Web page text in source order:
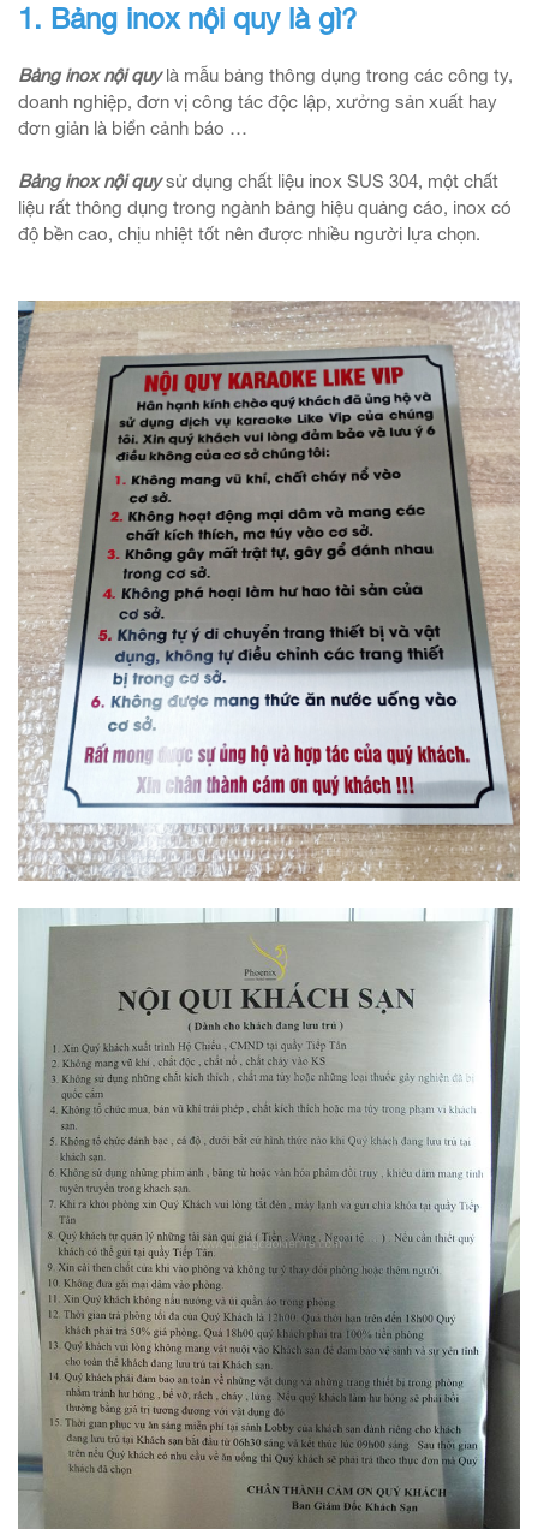
1. Bảng inox nội quy là gì?
Bảng inox nội quylà mẫu bảng thông dụng trong các công ty,
doanh nghiệp, đơn vị công tác độc lập, xưởng sản xuất hay
đơn giản là biển cảnh báo …
Bảng inox nội quysử dụng chất liệu inox SUS 304, một chất
liệu rất thông dụng trong ngành bảng hiệu quảng cáo, inox có
độ bền cao, chịu nhiệt tốt nên được nhiều người lựa chọn.